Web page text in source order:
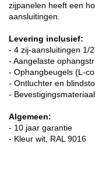
zijpanelen heeft een
aansluitingen.
Levering inclusief:
- 4 zij-aansluitingen 1/
- Aangelaste
- Ophangbeugels (L-
- Ontluchter en
- Bevestigingsmateriaal
Algemeen:
- 10 jaar garantie
- Kleur wit, RAL 9016